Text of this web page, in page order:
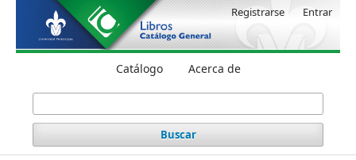
Catálogo Acerca de
Buscar
Registrarse Entrar